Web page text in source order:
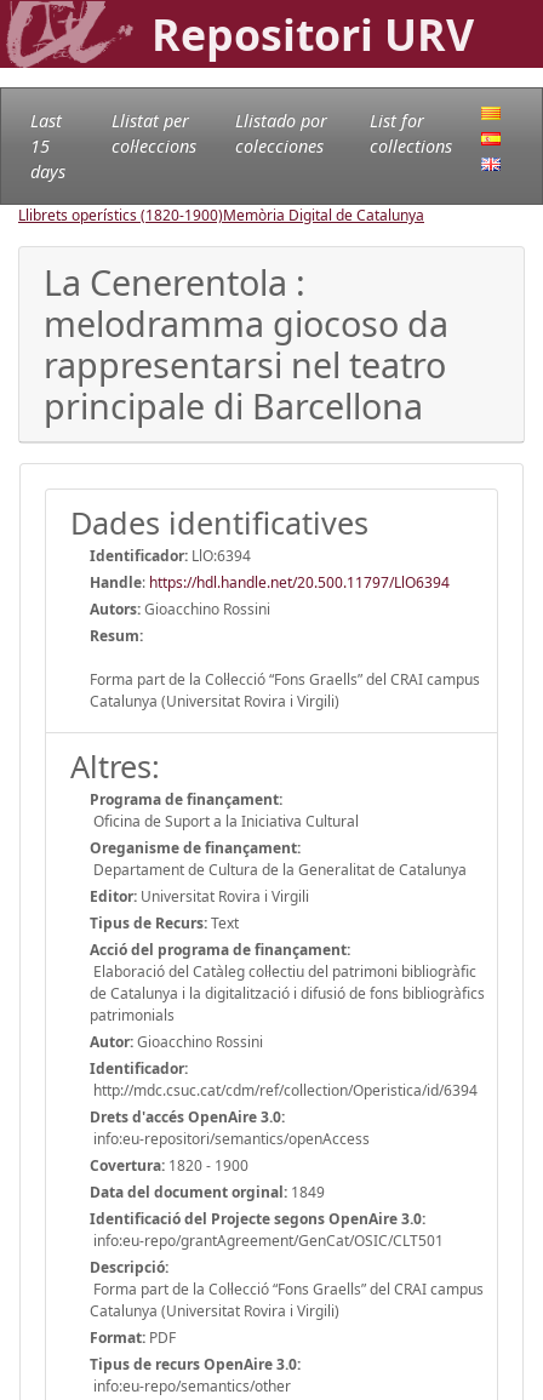
Repositori URV
Last
15
days
Llistat per
col·leccions
Llistado por
colecciones
List for
collections
Llibrets operístics (1820-1900)Memòria Digital de Catalunya
La Cenerentola :
melodramma giocoso da
rappresentarsi nel teatro
principale di Barcellona
Dades identificatives
Identificador: LlO:6394
Handle: https://hdl.handle.net/20.500.11797/LlO6394
Autors:Gioacchino Rossini
Resum:
Forma part de la Col·lecció “Fons Graells” del CRAI campus
Catalunya (Universitat Rovira i Virgili)
Altres:
Programa de finançament:
Oficina de Suport a la Iniciativa Cultural
Oreganisme de finançament:
Departament de Cultura de la Generalitat de Catalunya
Editor: Universitat Rovira i Virgili
Tipus de Recurs:Text
Acció del programa de finançament:
Elaboració del Catàleg col·lectiu del patrimoni bibliogràfic
de Catalunya i la digitalització i difusió de fons bibliogràfics
patrimonials
Autor:Gioacchino Rossini
Identificador:
http://mdc.csuc.cat/cdm/ref/collection/Operistica/id/6394
Drets d'accés OpenAire 3.0:
info:eu-repositori/semantics/openAccess
Covertura: 1820 - 1900
Data del document orginal: 1849
Identificació del Projecte segons OpenAire 3.0:
info:eu-repo/grantAgreement/GenCat/OSIC/CLT501
Descripció:
Forma part de la Col·lecció “Fons Graells” del CRAI campus
Catalunya (Universitat Rovira i Virgili)
Format: PDF
Tipus de recurs OpenAire 3.0:
info:eu-repo/semantics/other